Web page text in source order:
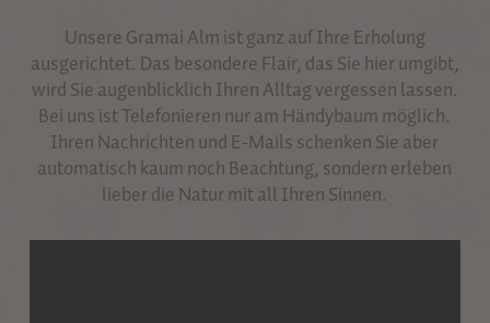
Unsere Gramai Alm ist ganz auf Ihre Erholung
ausgerichtet. Das besondere Flair, das Sie hier umgibt,
wird Sie augenblicklich Ihren Alltag vergessen lassen.
Bei uns ist Telefonieren nur am Händybaum möglich.
Ihren Nachrichten und E-Mails schenken Sie aber
automatisch kaum noch Beachtung, sondern erleben
lieber die Natur mit all Ihren Sinnen.